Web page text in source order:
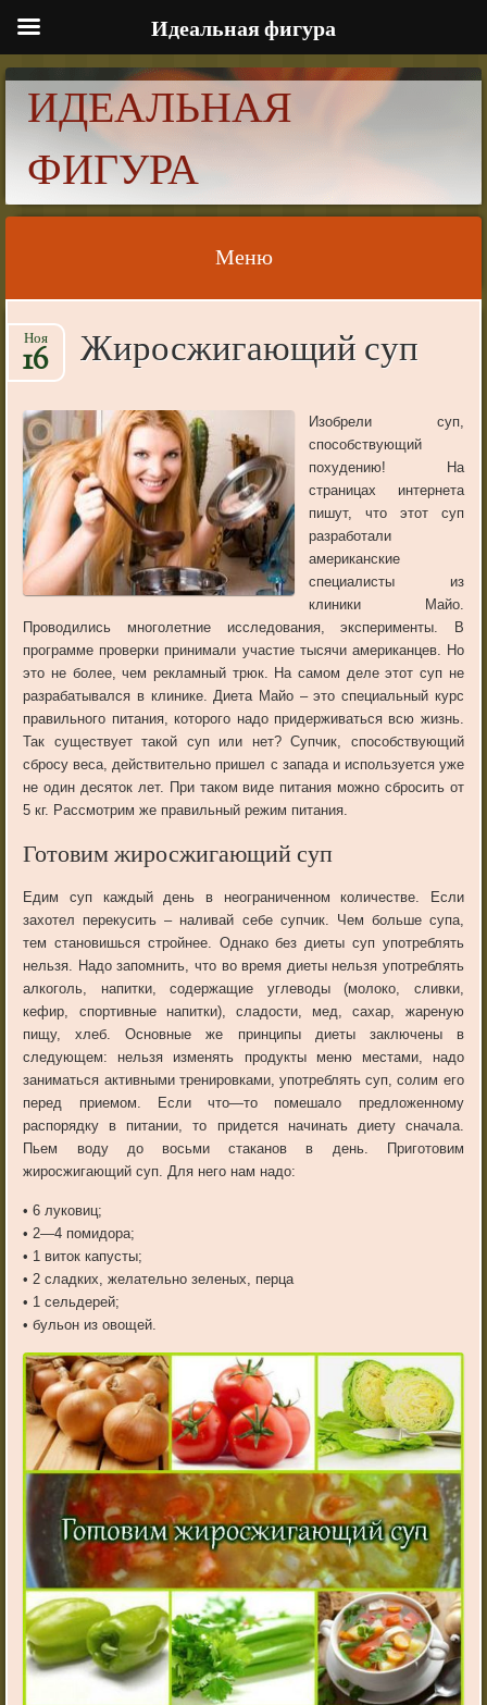
ИДЕАЛЬНАЯ
ФИГУРА
Меню
Skip to content
Жиросжигающий суп
Ноя
16
Изобрели суп,
способствующий
похудению!
На
страницах
интернета
пишут,что этот
суп
разработали
американские
специалисты
из
клиники
Майо.
Проводились
многолетние исследования,эксперименты.
В
программе проверки принимали участие тысячи американцев. Но
это не более,чем рекламный трюк. На самом деле этот суп не
разрабатывался в клинике.Диета Майо –это специальный курс
правильного питания,которого надо придерживаться всю жизнь.
Так существует такой суп или нет?Супчик, способствующий
сбросу веса,действительно пришел с запада и используется уже
не один десяток лет. При таком виде питания можно сбросить от
5 кг. Рассмотрим же правильный режим питания.
Готовим жиросжигающий суп
Едим суп каждый день в неограниченном количестве
Если
захотел перекусить – наливай себе супчик. Чем больше супа,
темстановишься стройнее. Однако без диеты суп употреблять
нельзя
Надо запомнить что во время диеты нельзя употреблять
алкоголь
напитки,содержащие углеводы(молоко сливки,
кефир
спортивные напитки), сладости мед ,сахар
жареную
пищу,хлеб .Основные же принципы диеты заключены
в
следующем: нельзя изменять продукты меню местами, надо
заниматься активными тренировками, употреблять суп ,солим его
перед
приемом Если что—то помешало
предложенному
распорядку
в питании ,то придется начинать диету сначала.
Пьем
воду до восьми стаканов в день.
Приготовим
жиросжигающий суп Для него нам надо:
•6 луковиц;
• 2—4 помидора;
• 1 виток капусты;
• 2 сладких ,желательно зеленых
перца
• 1 сельдерей;
•бульон из овощей
Идеальная фигура